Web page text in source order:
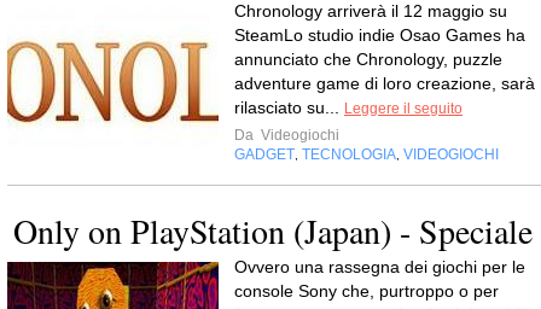
Chronology arriverà il 12 maggio su
SteamLo studio indie Osao Games ha
annunciato che Chronology, puzzle
adventure game di loro creazione, sarà
rilasciato su...
Leggere il seguito
Da Videogiochi
GADGET TECNOLOGIA VIDEOGIOCHI
Only on PlayStation (Japan) - Speciale
Ovvero una rassegna dei giochi per le
console Sony che, purtroppo o per